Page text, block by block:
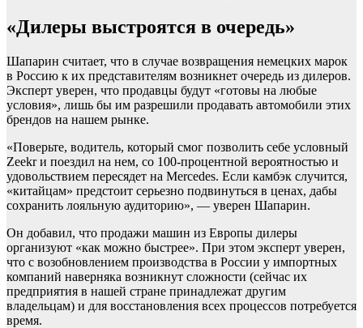
«Дилеры выстроятся в очередь»
Шапарин считает, что в случае возвращения немецких марок
в Россию к их представителям возникнет очередь из дилеров.
Эксперт уверен, что продавцы будут «готовы на любые
условия», лишь бы им разрешили продавать автомобили этих
брендов на нашем рынке.
«Поверьте, водитель, который смог позволить себе условный
Zeekr и поездил на нем, со 100-процентной вероятностью и
удовольствием пересядет на Mercedes. Если камбэк случится,
«китайцам» предстоит серьезно подвинуться в ценах, дабы
сохранить лояльную аудиторию», — уверен Шапарин.
Он добавил, что продажи машин из Европы дилеры
организуют «как можно быстрее». При этом эксперт уверен,
что с возобновлением производства в России у импортных
компаний наверняка возникнут сложности (сейчас их
предприятия в нашей стране принадлежат другим
владельцам) и для восстановления всех процессов потребуется
время.